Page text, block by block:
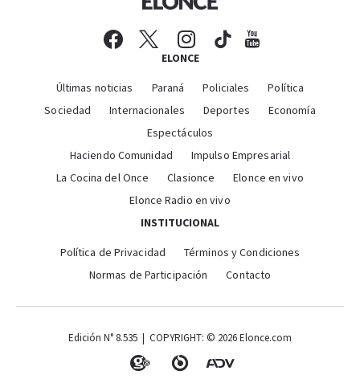
ELONCE
Últimas noticias Paraná Policiales
Política
Sociedad
Internacionales Deportes
Economía
Espectáculos
Haciendo Comunidad
Impulso Empresarial
La Cocina del Once
Clasionce
Elonce en vivo
Elonce Radio en vivo
INSTITUCIONAL
Política de Privacidad
Términos y Condiciones
Normas de Participación
Contacto
Edición N° 8.535 | COPYRIGHT: © 2026 Elonce.com